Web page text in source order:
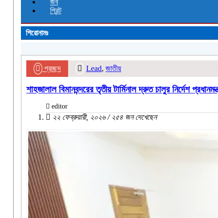
জব
প্রিন্ট
শিরোনামঃ
প্রচ্ছদ Lead, জাতীয়
শাহজালাল বিমানবন্দরের তৃতীয় টার্মিনাল দ্রুত চালুর নির্দেশ
editor
২২ ফেব্রুয়ারী, ২০২৬ / ২৫৪ জন দেখেছেন